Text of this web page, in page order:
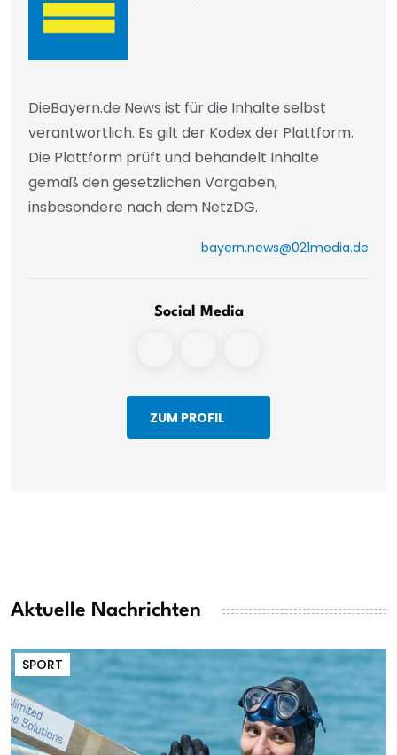
DieBayern.de News ist für die Inhalte selbst
verantwortlich. Es gilt der Kodex der Plattform.
Die Plattform prüft und behandelt Inhalte
gemäß den gesetzlichen Vorgaben,
insbesondere nach dem NetzDG.
bayern.news@021media.de
Social Media
ZUM PROFIL
Aktuelle Nachrichten
SPORT